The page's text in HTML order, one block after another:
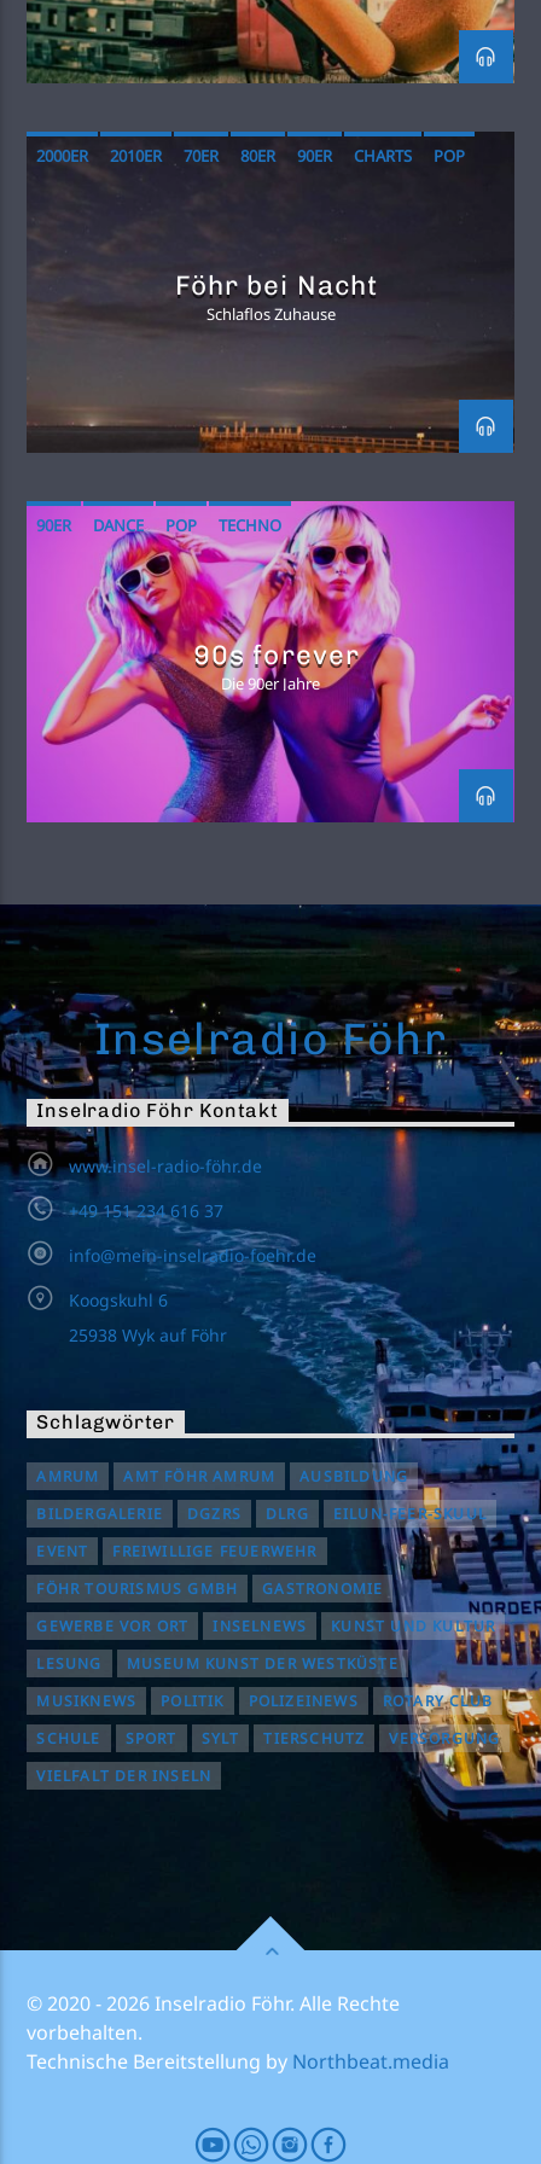
2000ER 2010ER 70ER 80ER 90ER CHARTS POP
Föhr bei Nacht
Schlaflos Zuhause
90ER DANCE POP TECHNO
90s forever
Die 90er Jahre
Inselradio Föhr
Inselradio Föhr Kontakt
www.insel-radio-föhr.de
+49 151 234 616 37
info@mein-inselradio-foehr.de
Koogskuhl 6
25938 Wyk auf Föhr
Schlagwörter
AMRUM AMT FÖHR AMRUM
AUSBILDUNG
BILDERGALERIE
DGZRS DLRG
EILUN-FEER-SKUUL
EVENT
FREIWILLIGE FEUERWEHR
FÖHR TOURISMUS GMBH
GASTRONOMIE
GEWERBE VOR ORT
INSELNEWS
KUNST UND KULTUR
LESUNG
MUSEUM KUNST DER WESTKÜSTE
MUSIKNEWS
POLITIK POLIZEINEWS
ROTARY CLUB
SCHULE
SPORT SYLT TIERSCHUTZ
VERSORGUNG
VIELFALT DER INSELN
© 2020 - 2026 Inselradio Föhr. Alle Rechte
vorbehalten.
Technische Bereitstellung by Northbeat.media